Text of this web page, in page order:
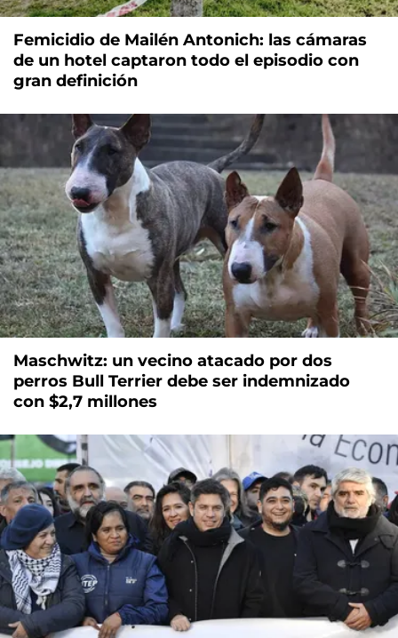
Femicidio de Mailén Antonich: las cámaras
de un hotel captaron todo el episodio con
gran definición
Maschwitz: un vecino atacado por dos
perros Bull Terrier debe ser indemnizado
con $2,7 millones